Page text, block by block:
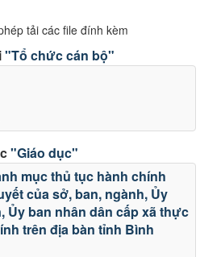
tải các file đính kèm
"Tổ chức cán bộ"
"Giáo dục"
mục thủ tục hành chính
của sở, ban, ngành, Ủy
Ủy ban nhân dân cấp xã thực
trên địa bàn tỉnh Bình